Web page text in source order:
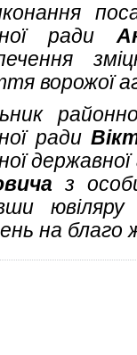
ради
ворожої
ради
з
на благо